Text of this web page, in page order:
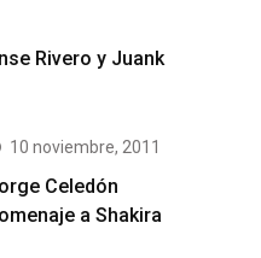
Rivero y Juank
10 noviembre, 2011
Celedón
a Shakira